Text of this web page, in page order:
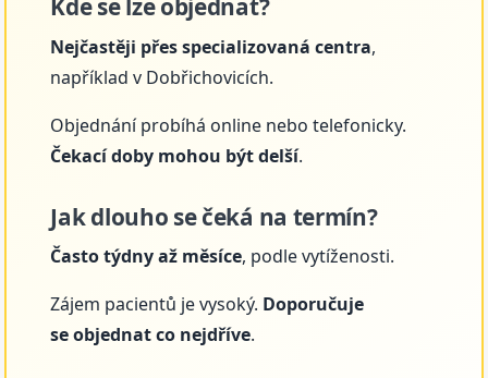
Kde se lze objednat?
Nejčastěji přes specializovaná centra,
například v Dobřichovicích.
Objednání probíhá online nebo telefonicky.
Čekací doby mohou být delší.
Jak dlouho se čeká na termín?
Často týdny až měsíce, podle vytíženosti.
Zájem pacientů je vysoký. Doporučuje
se objednat co nejdříve.